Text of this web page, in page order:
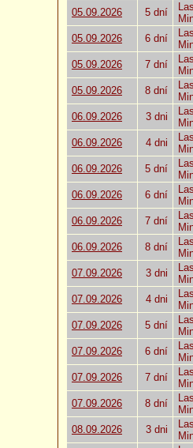
05.09.2026
5 dní
05.09.2026
6 dní
05.09.2026
7 dní
05.09.2026
8 dní
06.09.2026
3 dni
06.09.2026
4 dni
06.09.2026
5 dní
06.09.2026
6 dní
06.09.2026
7 dní
06.09.2026
8 dní
07.09.2026
3 dni
07.09.2026
4 dni
07.09.2026
5 dní
07.09.2026
6 dní
07.09.2026
7 dní
07.09.2026
8 dní
08.09.2026
3 dni